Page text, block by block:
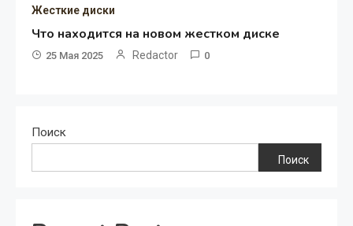
Жесткие диски
Что находится на новом жестком диске
25 Мая 2025 Redactor 0
Поиск
Поиск